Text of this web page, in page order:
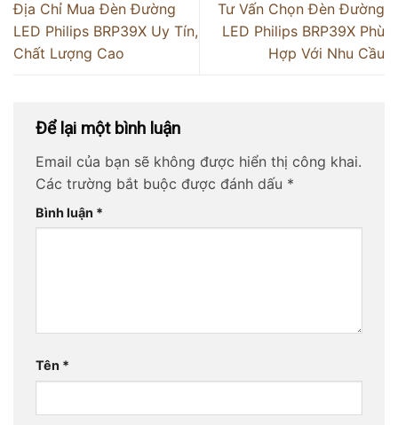
Địa Chỉ Mua Đèn Đường
LED Philips BRP39X Uy Tín,
Chất Lượng Cao
Tư Vấn Chọn Đèn Đường
LED Philips BRP39X Phù
Hợp Với Nhu Cầu
Để lại một bình luận
Email của bạn sẽ không được hiển thị công khai.
Các trường bắt buộc được đánh dấu *
Bình luận *
Tên *